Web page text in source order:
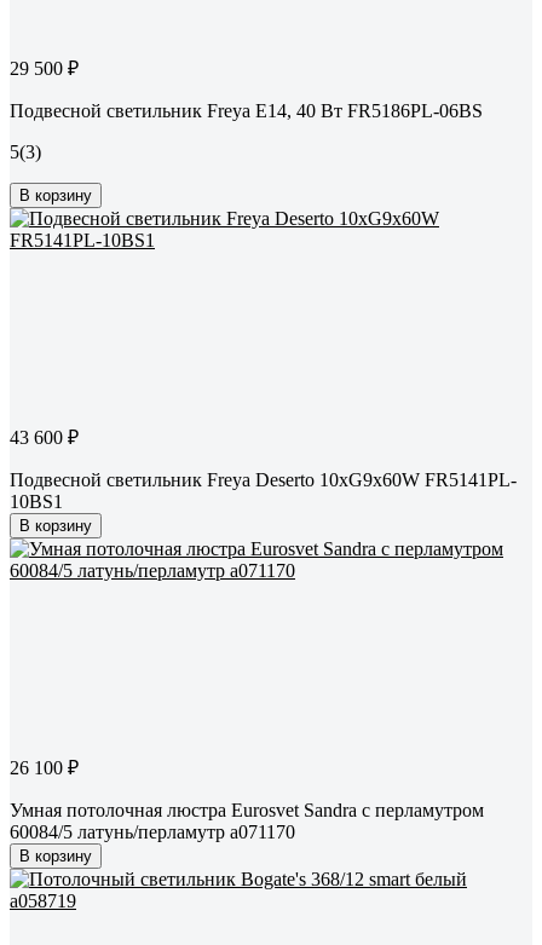
29 500 ₽
Подвесной светильник Freya E14, 40 Вт FR5186PL-06BS
5(3)
В корзину
43 600 ₽
Подвесной светильник Freya Deserto 10хG9x60W FR5141PL-
10BS1
В корзину
26 100 ₽
Умная потолочная люстра Eurosvet Sandra с перламутром
60084/5 латунь/перламутр a071170
В корзину